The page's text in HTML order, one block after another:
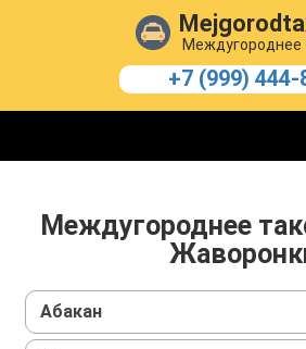
Междугороднее
+7 (999) 444-
Междугороднее
Абакан